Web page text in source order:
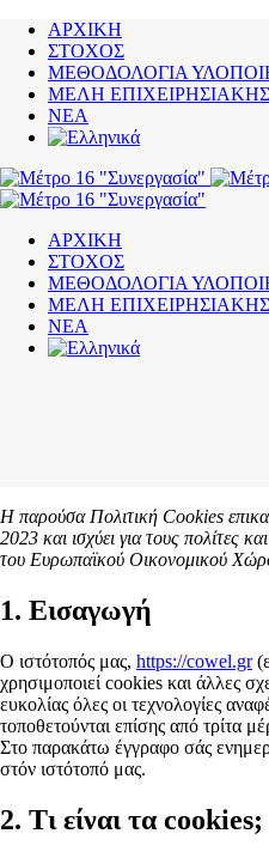
ΑΡΧΙΚΗ
ΣΤΟΧΟΣ
ΜΕΘΟΔΟΛΟΓΙΑ
ΜΕΛΗ
ΝΕΑ
ΑΡΧΙΚΗ
ΣΤΟΧΟΣ
ΜΕΘΟΔΟΛΟΓΙΑ
ΜΕΛΗ
ΝΕΑ
Η παρούσα Πολιτική Cookies
2023 και ισχύει για τους πολίτες
του Ευρωπαϊκού Οικονομικού
1. Εισαγωγή
Ο ιστότοπός μας, https://cowel.gr
χρησιμοποιεί cookies και άλλες
ευκολίας όλες οι τεχνολογίες
τοποθετούνται επίσης από τρίτα
Στο παρακάτω έγγραφο σάς
στόν ιστότοπό μας.
2. Τι είναι τα cookies;